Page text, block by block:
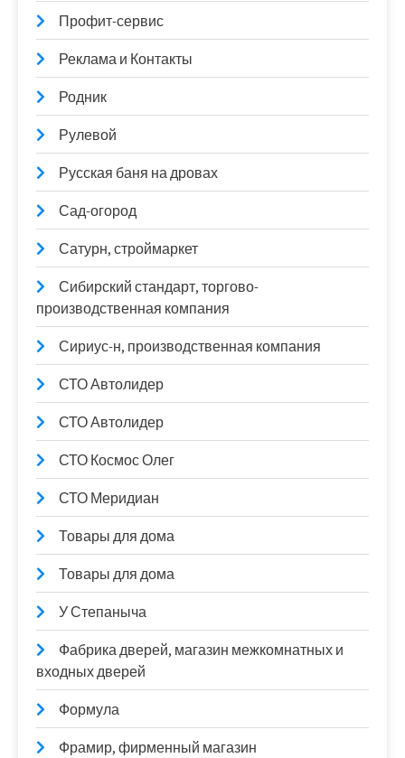
Профит-сервис
Реклама и Контакты
Родник
Рулевой
Русская баня на дровах
Сад-огород
Сатурн, строймаркет
Сибирский стандарт, торгово-
производственная компания
Сириус-н, производственная компания
СТО Автолидер
СТО Автолидер
СТО Космос Олег
СТО Меридиан
Товары для дома
Товары для дома
У Степаныча
Фабрика дверей, магазин межкомнатных и
входных дверей
Формула
Фрамир, фирменный магазин